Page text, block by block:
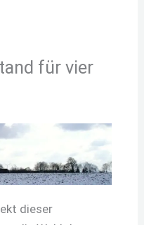
für vier
dieser